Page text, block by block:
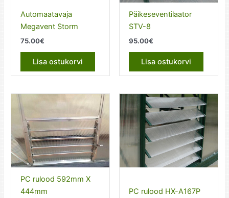
Automaatavaja
Megavent Storm
75.00€
Lisa ostukorvi
Päikeseventilaator
STV-8
95.00€
Lisa ostukorvi
PC rulood 592mm X
444mm
PC rulood HX-A167P